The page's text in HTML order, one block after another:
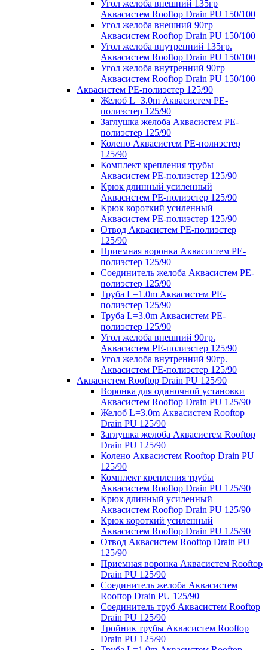
Угол желоба внешний 135гр
Аквасистем Rooftop Drain PU 150/100
Угол желоба внешний 90гр
Аквасистем Rooftop Drain PU 150/100
Угол желоба внутренний 135гр.
Аквасистем Rooftop Drain PU 150/100
Угол желоба внутренний 90гр
Аквасистем Rooftop Drain PU 150/100
Аквасистем PE-полиэстер 125/90
Желоб L=3.0m Аквасистем PE-
полиэстер 125/90
Заглушка желоба Аквасистем PE-
полиэстер 125/90
Колено Аквасистем PE-полиэстер
125/90
Комплект крепления трубы
Аквасистем PE-полиэстер 125/90
Крюк длинный усиленный
Аквасистем PE-полиэстер 125/90
Крюк короткий усиленный
Аквасистем PE-полиэстер 125/90
Отвод Аквасистем РЕ-полиэстер
125/90
Приемная воронка Аквасистем PE-
полиэстер 125/90
Соединитель желоба Аквасистем PE-
полиэстер 125/90
Труба L=1.0m Аквасистем PE-
полиэстер 125/90
Труба L=3.0m Аквасистем PE-
полиэстер 125/90
Угол желоба внешний 90гр.
Аквасистем PE-полиэстер 125/90
Угол желоба внутренний 90гр.
Аквасистем PE-полиэстер 125/90
Аквасистем Rooftop Drain PU 125/90
Воронка для одиночной установки
Аквасистем Rooftop Drain PU 125/90
Желоб L=3.0m Аквасистем Rooftop
Drain PU 125/90
Заглушка желоба Аквасистем Rooftop
Drain PU 125/90
Колено Аквасистем Rooftop Drain PU
125/90
Комплект крепления трубы
Аквасистем Rooftop Drain PU 125/90
Крюк длинный усиленный
Аквасистем Rooftop Drain PU 125/90
Крюк короткий усиленный
Аквасистем Rooftop Drain PU 125/90
Отвод Аквасистем Rooftop Drain PU
125/90
Приемная воронка Аквасистем Rooftop
Drain PU 125/90
Соединитель желоба Аквасистем
Rooftop Drain PU 125/90
Соединитель труб Аквасистем Rooftop
Drain PU 125/90
Тройник трубы Аквасистем Rooftop
Drain PU 125/90